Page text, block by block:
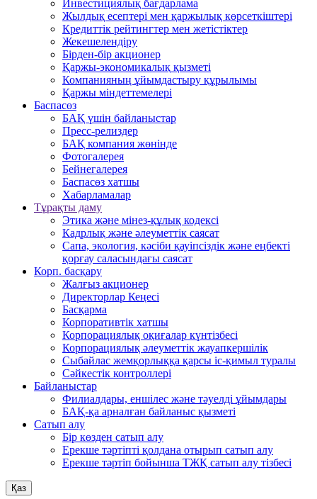
Инвестициялық бағдарлама
Жылдық есептері мен қаржылық көрсеткіштері
Кредиттік рейтингтер мен жетістіктер
Жекешелендіру
Бірден-бір акционер
Қаржы-экономикалық қызметі
Компанияның ұйымдастыру құрылымы
Қаржы міндеттемелері
Баспасөз
БАҚ үшін байланыстар
Пресс-релиздер
БАҚ компания жөнінде
Фотогалерея
Бейнегалерея
Баспасөз хатшы
Хабарламалар
Тұрақты даму
Этика және мінез-құлық кодексі
Кадрлық және әлеуметтік саясат
Сапа, экология, кәсіби қауіпсіздік және еңбекті
қорғау саласындағы саясат
Корп. басқару
Жалғыз акционер
Директорлар Кеңесі
Басқарма
Корпоративтік хатшы
Корпорациялық оқиғалар күнтізбесі
Корпорациялық әлеуметтік жауапкершілік
Сыбайлас жемқорлыққа қарсы іс-қимыл туралы
Сәйкестік контроллері
Байланыстар
Филиалдары, еншілес және тәуелді ұйымдары
БАҚ-қа арналған байланыс қызметі
Cатып алу
Бір көзден сатып алу
Ерекше тәртіпті қолдана отырып сатып алу
Ерекше тәртіп бойынша ТЖҚ сатып алу тізбесі
Қаз